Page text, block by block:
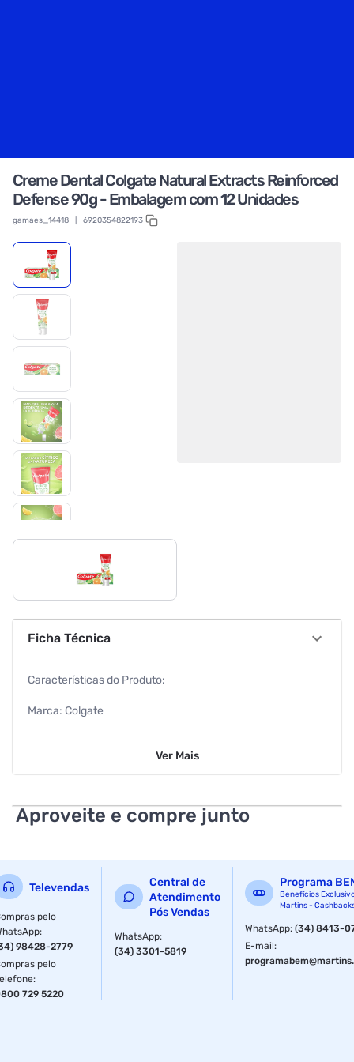
Creme Dental Colgate Natural Extracts Reinforced
Defense 90g - Embalagem com 12 Unidades
gamaes_14418 6920354822193
Ficha Técnica
Características do Produto:
Marca: Colgate
Tipo de Produto: Creme Dental
Conteúdo: 90g
EAN: 6920354822193
Características Adicionais:
Combina ciência e natureza para o cuidado bucal
Proporciona sensação natural de refrescância
Ver Mais
Aproveite e compre junto
Televendas
pelo
:
98428-2779
pelo
:
729 5220
Central de
Atendimento
Pós Vendas
WhatsApp:
(34) 3301-5819
Programa
Benefícios
Martins -
WhatsApp:(34) 8413-
E-mail: